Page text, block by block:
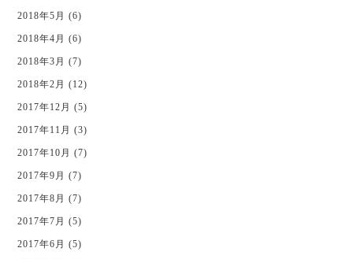
2018年5月 (6)
2018年4月 (6)
2018年3月 (7)
2018年2月 (12)
2017年12月 (5)
2017年11月 (3)
2017年10月 (7)
2017年9月 (7)
2017年8月 (7)
2017年7月 (5)
2017年6月 (5)